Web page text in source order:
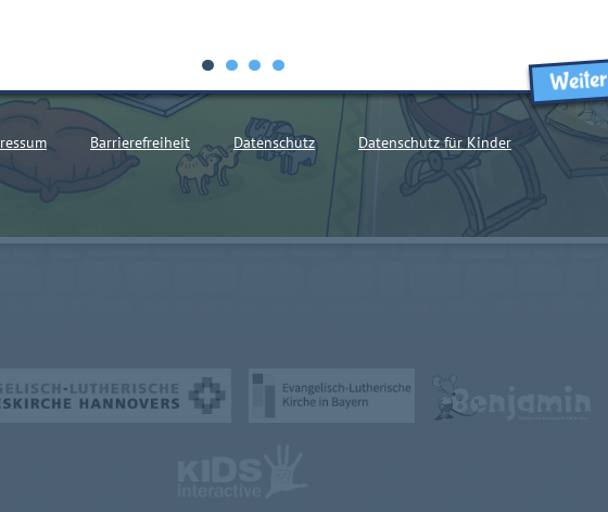
Weiter
Barrierefreiheit Datenschutz Datenschutz für Kinder